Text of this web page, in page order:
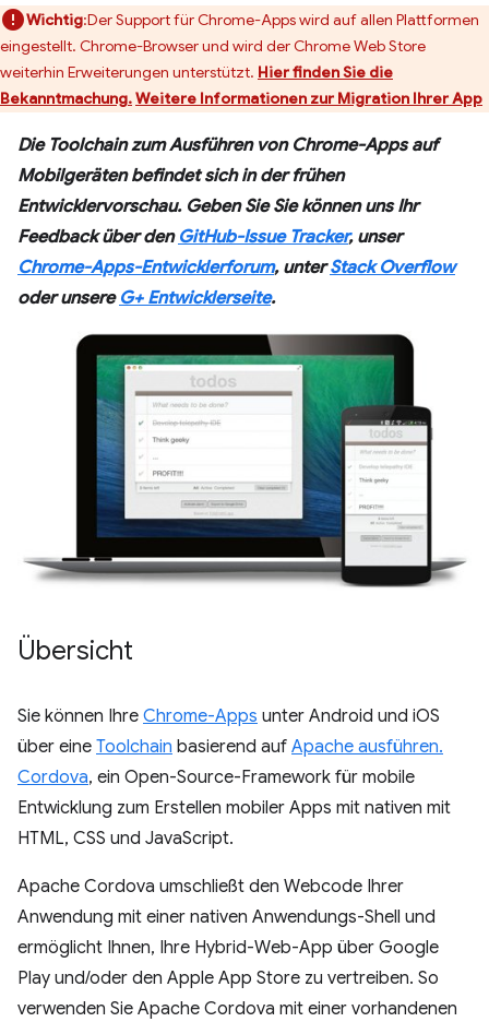
Wichtig:Der Support für Chrome-Apps wird auf allen Plattformen
eingestellt. Chrome-Browser und wird der Chrome Web Store
weiterhin Erweiterungen unterstützt. Hier finden Sie die
Bekanntmachung.Weitere Informationen zur Migration Ihrer App
Die Toolchain zum Ausführen von Chrome-Apps auf
Mobilgeräten befindet sich in der frühen
Entwicklervorschau. Geben Sie Sie können uns Ihr
Feedback über den GitHub-Issue Tracker, unser
Chrome-Apps-Entwicklerforum, unterStack Overflow
oder unsere G+ Entwicklerseite.
Übersicht
Sie können Ihre Chrome-Apps unter Android und iOS
über eine Toolchain basierend auf Apache ausführen.
Cordova, ein Open-Source-Framework für mobile
Entwicklung zum Erstellen mobiler Apps mit nativen mit
HTML, CSS und JavaScript.
Apache Cordova umschließt den Webcode Ihrer
Anwendung mit einer nativen Anwendungs-Shell und
ermöglicht Ihnen, Ihre Hybrid-Web-App über Google
Play und/oder den Apple App Store zu vertreiben. So
verwenden Sie Apache Cordova mit einer vorhandenen